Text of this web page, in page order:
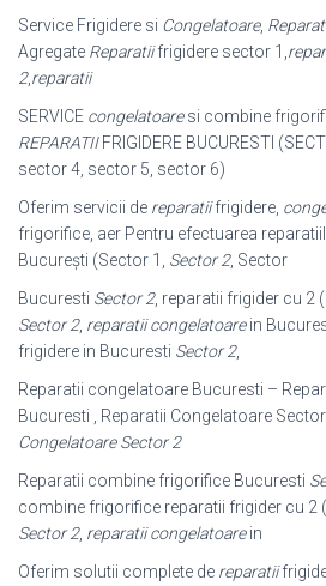
Service Frigidere si Congelatoare,
Agregate Reparatiifrigidere sector 1,
2,reparatii
SERVICE congelatoaresi combine
REPARATIIFRIGIDERE BUCURESTI
sector 4, sector 5, sector 6)
Oferim servicii de reparatiifrigidere,
frigorifice, aer Pentru efectuarea
București (Sector 1, Sector 2, Sector
Bucuresti Sector 2, reparatii frigider cu 2
Sector 2, reparatii congelatoarein
frigidere in Bucuresti Sector 2,
Reparatii congelatoare Bucuresti –
Bucuresti , Reparatii Congelatoare
Congelatoare Sector 2
Reparatii combine frigorifice Bucuresti
combine frigorifice reparatii frigider cu 2
Sector 2, reparatii congelatoarein
Oferim solutii complete de reparatii